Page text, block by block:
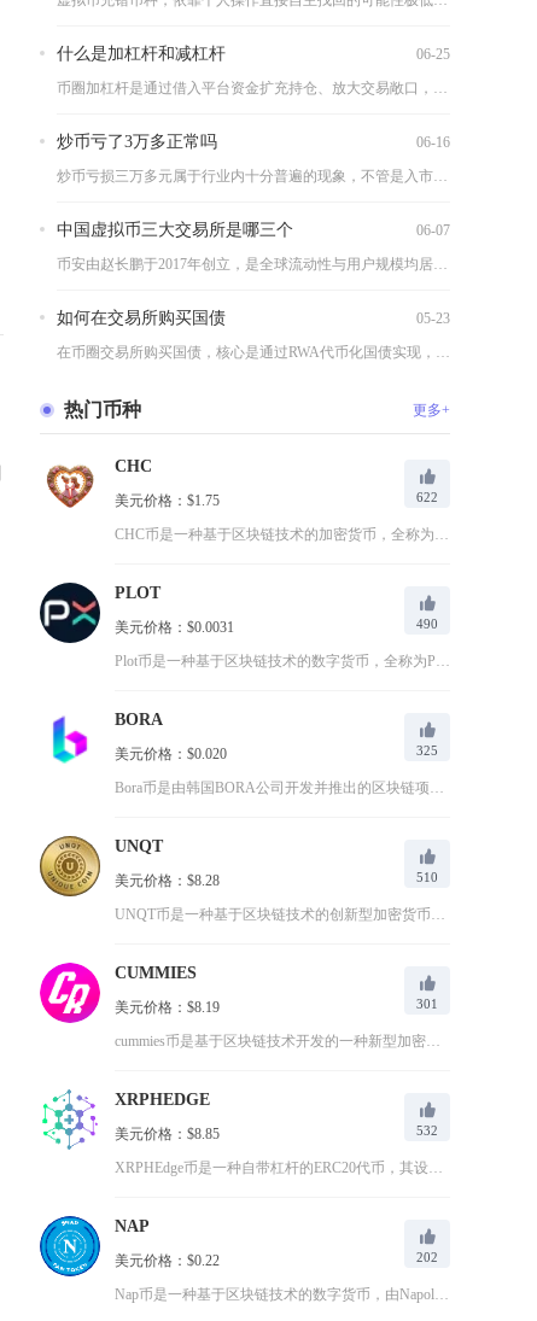
什么是加杠杆和减杠杆 06-25
币圈加杠杆是通过借入平台资金扩充持仓、放大交易敞口，减杠杆是...
炒币亏了3万多正常吗 06-16
炒币亏损三万多元属于行业内十分普遍的现象，不管是入市半年的新...
中国虚拟币三大交易所是哪三个 06-07
币安由赵长鹏于2017年创立，是全球流动性与用户规模均居首位...
如何在交易所购买国债 05-23
在币圈交易所购买国债，核心是通过RWA代币化国债实现，主流路...
热门币种 更多+
CHC
美元价格：$1.75 622
CHC币是一种基于区块链技术的加密货币，全称为ChainHe...
PLOT
美元价格：$0.0031 490
Plot币是一种基于区块链技术的数字货币，全称为PlotX币...
BORA
美元价格：$0.020 325
Bora币是由韩国BORA公司开发并推出的区块链项目的核心代...
UNQT
美元价格：$8.28 510
UNQT币是一种基于区块链技术的创新型加密货币，其名称源自U...
CUMMIES
美元价格：$8.19 301
cummies币是基于区块链技术开发的一种新型加密货币，全称...
XRPHEDGE
美元价格：$8.85 532
XRPHEdge币是一种自带杠杆的ERC20代币，其设计初衷...
NAP
美元价格：$0.22 202
Nap币是一种基于区块链技术的数字货币，由NapoleonG...